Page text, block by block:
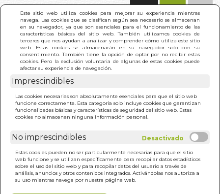
Este sitio web utiliza cookies para mejorar su experiencia mientras
navega. Las cookies que se clasifican según sea necesario se almacenan
en su navegador, ya que son esenciales para el funcionamiento de las
características básicas del sitio web. También utilizamos cookies de
terceros que nos ayudan a analizar y comprender cómo utiliza este sitio
web. Estas cookies se almacenarán en su navegador solo con su
consentimiento. También tiene la opción de optar por no recibir estas
cookies. Pero la exclusión voluntaria de algunas de estas cookies puede
afectar su experiencia de navegación.
Imprescindibles
Las cookies necesarias son absolutamente esenciales para que el sitio web
funcione correctamente. Esta categoría solo incluye cookies que garantizan
funcionalidades básicas y características de seguridad del sitio web. Estas
cookies no almacenan ninguna información personal.
No imprescindibles
Estas cookies pueden no ser particularmente necesarias para que el sitio
web funcione y se utilizan específicamente para recopilar datos estadísticos
sobre el uso del sitio web y para recopilar datos del usuario a través de
análisis, anuncios y otros contenidos integrados. Activándolas nos autoriza a
su uso mientras navega por nuestra página web.
INICIO > GALLO SIN VOZ. EL